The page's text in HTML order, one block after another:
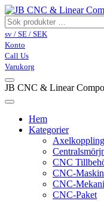
sv / SE / SEK
Konto
Call Us
Varukorg
JB CNC & Linear
Hem
Kategorier
CNC
CNC-
CNC-
CNC-Paket